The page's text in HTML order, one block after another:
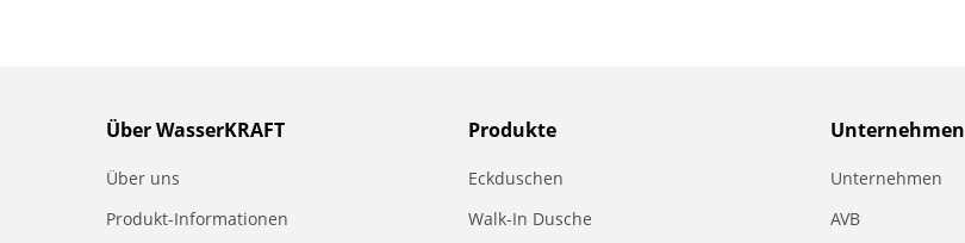
Über WasserKRAFT
Über uns
Produkt-Informationen
Produkte
Eckduschen
Walk-In Dusche
Unternehmen
Unternehmen
AVB